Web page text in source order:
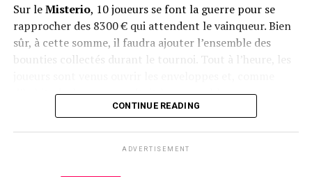
Sur leMisterio, 10 joueurs se font la guerre pour se
rapprocher des 8300 € qui attendent le vainqueur. Bien
sûr, à cette somme, il faudra ajouter l’ensemble des
bounties collectés durant le tournoi. Tout à l’heure, les
d’habitude, le suspense était à son comble.
CONTINUE READING
ADVERTISEMENT